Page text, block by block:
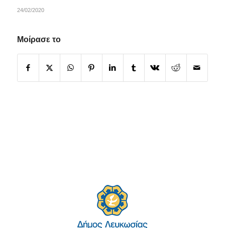
24/02/2020
Μοίρασε το